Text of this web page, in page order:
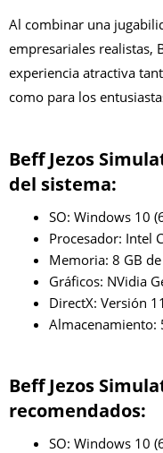
Al combinar una
empresariales realistas,
experiencia atractiva
como para los
Beff Jezos
del sistema:
SO: Windows 10
Procesador: Intel
Memoria: 8 GB de
Gráficos: NVidia
DirectX: Versión 11
Almacenamiento:
Beff Jezos
recomendados:
SO: Windows 10